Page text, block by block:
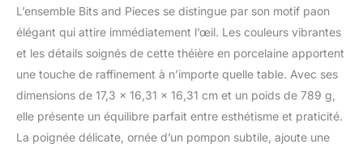
complémentaire pour
une présentation ultime.
Environ 10,2 cm de
diamètre x 14 cm de
haut. Lavage à la main.
L’ensemble Bits and Pieces se distingue par son motif paon
élégant qui attire immédiatement l’œil. Les couleurs vibrantes
et les détails soignés de cette théière en porcelaine apportent
une touche de raffinement à n’importe quelle table. Avec ses
dimensions de 17,3 x 16,31 x 16,31 cm et un poids de 789 g,
elle présente un équilibre parfait entre esthétisme et praticité.
La poignée délicate, ornée d’un pompon subtile, ajoute une